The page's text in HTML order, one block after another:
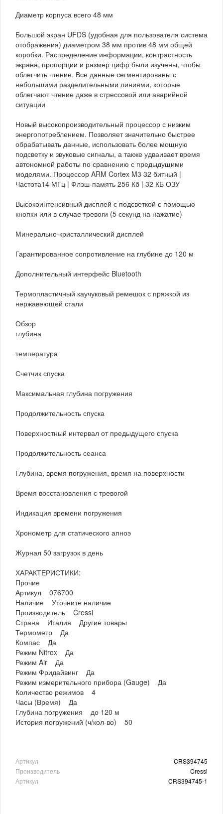
Диаметр корпуса всего 48 мм
Большой экран UFDS (удобная для пользователя система
отображения) диаметром 38 мм против 48 мм общей
коробки. Распределение информации, контрастность
экрана, пропорции и размер цифр были изучены, чтобы
облегчить чтение. Все данные сегментированы с
небольшими разделительными линиями, которые
облегчают чтение даже в стрессовой или аварийной
ситуации
Новый высокопроизводительный процессор с низким
энергопотреблением. Позволяет значительно быстрее
обрабатывать данные, использовать более мощную
подсветку и звуковые сигналы, а также удваивает время
автономной работы по сравнению с предыдущими
моделями. Процессор ARM Cortex M3 32 битный |
Частота14 МГц | Флэш-память 256 Кб | 32 КБ ОЗУ
Высокоинтенсивный дисплей с подсветкой с помощью
кнопки или в случае тревоги (5 секунд на нажатие)
Минерально-кристаллический дисплей
Гарантированное сопротивление на глубине до 120 м
Дополнительный интерфейс Bluetooth
Термопластичный каучуковый ремешок с пряжкой из
нержавеющей стали
Обзор
глубина
температура
Счетчик спуска
Максимальная глубина погружения
Продолжительность спуска
Поверхностный интервал от предыдущего спуска
Продолжительность сеанса
Глубина, время погружения, время на поверхности
Время восстановления с тревогой
Индикация времени погружения
Хронометр для статического апноэ
Журнал 50 загрузок в день
ХАРАКТЕРИСТИКИ:
Прочие
Артикул 076700
Наличие Уточните наличие
Производитель Cressi
Страна Италия Другие товары
Термометр Да
Компас Да
Режим Nitrox Да
Режим Air Да
Режим Фридайвинг Да
Режим измерительного прибора (Gauge) Да
Количество режимов 4
Часы (Время) Да
Глубина погружения до 120 м
История погружений (ч/кол-во) 50
Артикул
CRS394745
Производитель
Cressi
Артикул
CRS394745-1